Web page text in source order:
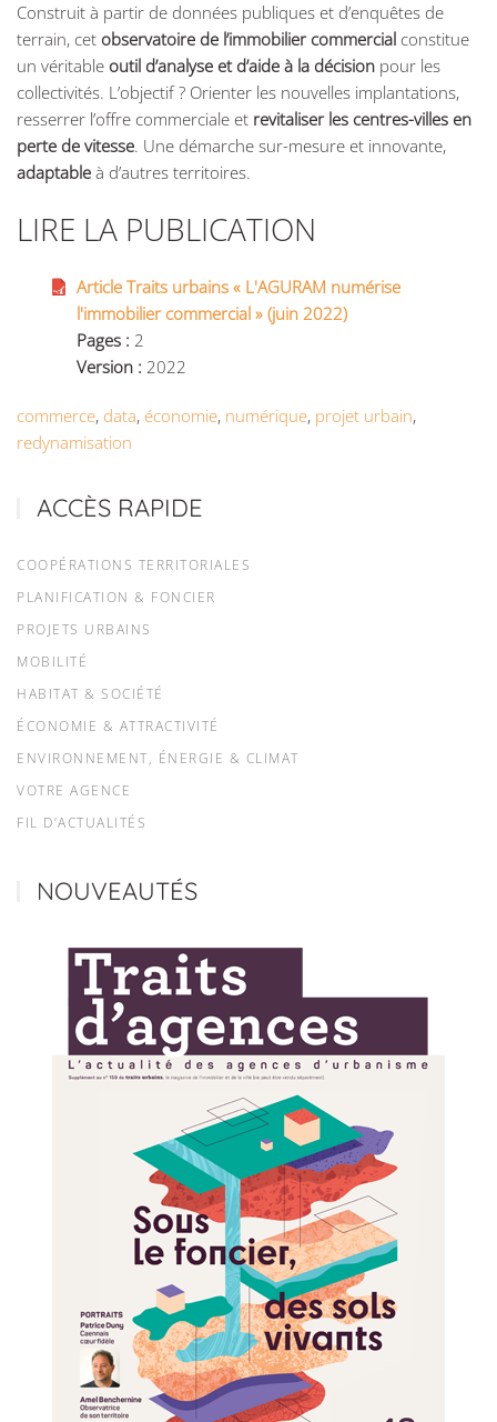
Construit à partir de données publiques et d’enquêtes de
terrain, cet observatoire de l’immobilier commercial constitue
un véritable outil d’analyse et d’aide à la décision pour les
collectivités. L’objectif ? Orienter les nouvelles implantations,
resserrer l’offre commerciale et revitaliser les centres-villes en
perte de vitesse. Une démarche sur-mesure et innovante,
adaptable à d’autres territoires.
LIRE LA PUBLICATION
Article Traits urbains « L'AGURAM numérise
l'immobilier commercial » (juin 2022)
Pages : 2
Version : 2022
commerce, data, économie, numérique, projet urbain,
redynamisation
ACCÈS RAPIDE
COOPÉRATIONS TERRITORIALES
PLANIFICATION & FONCIER
PROJETS URBAINS
MOBILITÉ
HABITAT & SOCIÉTÉ
ÉCONOMIE & ATTRACTIVITÉ
ENVIRONNEMENT, ÉNERGIE & CLIMAT
VOTRE AGENCE
FIL D’ACTUALITÉS
NOUVEAUTÉS